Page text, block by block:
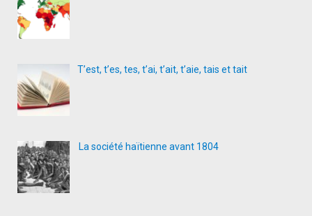
T’est, t’es, tes, t’ai, t’ait, t’aie, tais et tait
La société haïtienne avant 1804